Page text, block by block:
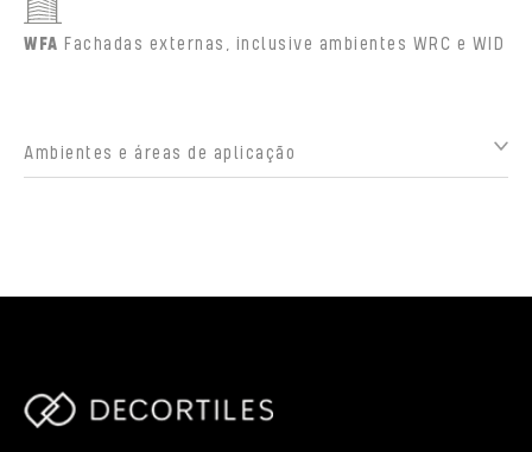
WFA Fachadas externas, inclusive ambientes WRC e WID
Ambientes e áreas de aplicação